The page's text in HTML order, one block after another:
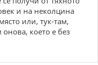
и на неколцина
или, тук-там,
което е без